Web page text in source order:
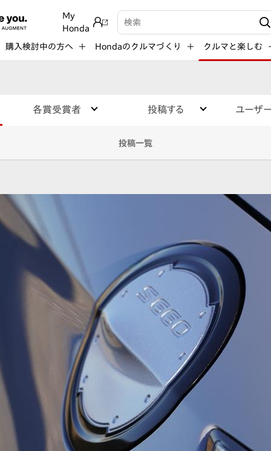
My
Honda
検索キーワード入力
購入検討中の方へ Hondaのクルマづくり クルマと楽しむ
各賞受賞者 投稿する ユーザ
投稿一覧